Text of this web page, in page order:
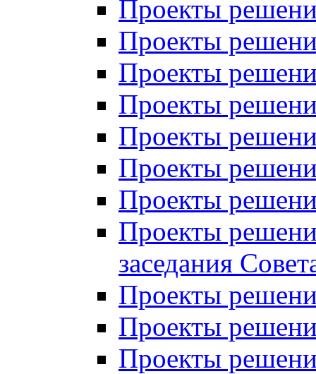
Проекты
Проекты
Проекты
Проекты
Проекты
Проекты
Проекты
Проекты
заседания
Проекты
Проекты
Проекты